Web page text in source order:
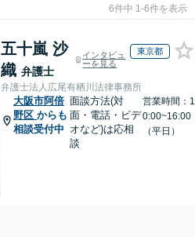
6件中 1-6件を表示
五十嵐 沙
織 弁護士
インタビュ
ーを見る
東京都
弁護士法人広尾有栖川法律事務所
大阪市阿倍
野区 からも
相談受付中
面談方法(対
面・電話・ビデ
オなど)は応相
談
営業時間：1
0:00~16:00
（平日）